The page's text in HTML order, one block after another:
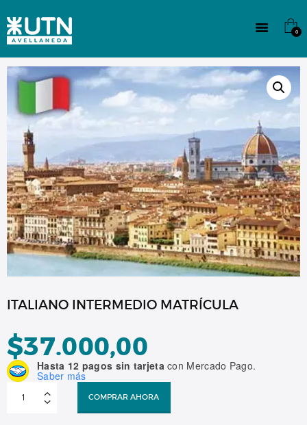
0
CULTURA
SEDE G. PANE (MITRE)
DOMÍNICO
CONTACTO
ITALIANO INTERMEDIO MATRÍCULA
$37.000,00
Hasta 12 pagos sin tarjeta con Mercado Pago.
Saber más
INTERMEDIO
MATRÍCULA
COMPRAR AHORA